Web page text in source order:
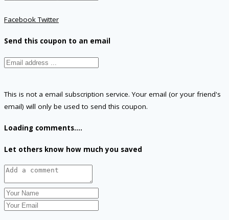
FacebookTwitter
Send this coupon to an email
This is not a email subscription service. Your email (or your friend's
email) will only be used to send this coupon.
Loading comments....
Let others know how much you saved